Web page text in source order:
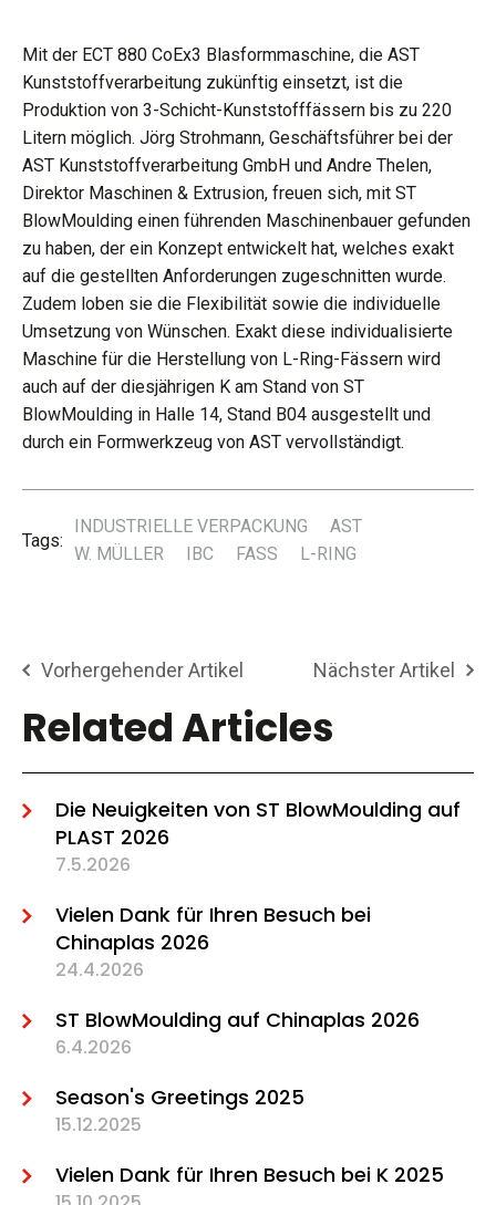
Mit der ECT 880 CoEx3 Blasformmaschine, die AST
Kunststoffverarbeitung zukünftig einsetzt, ist die
Produktion von 3-Schicht-Kunststofffässern bis zu 220
Litern möglich. Jörg Strohmann, Geschäftsführer bei der
AST Kunststoffverarbeitung GmbH und Andre Thelen,
Direktor Maschinen & Extrusion, freuen sich, mit ST
BlowMoulding einen führenden Maschinenbauer gefunden
zu haben, der ein Konzept entwickelt hat, welches exakt
auf die gestellten Anforderungen zugeschnitten wurde.
Zudem loben sie die Flexibilität sowie die individuelle
Umsetzung von Wünschen. Exakt diese individualisierte
Maschine für die Herstellung von L-Ring-Fässern wird
auch auf der diesjährigen K am Stand von ST
BlowMoulding in Halle 14, Stand B04 ausgestellt und
durch ein Formwerkzeug von AST vervollständigt.
Tags:
INDUSTRIELLE VERPACKUNG
AST
W. MÜLLER
IBC FASS L-RING
Vorhergehender Artikel Nächster Artikel
Related Articles
Die Neuigkeiten von ST BlowMoulding auf
PLAST 2026
7.5.2026
Vielen Dank für Ihren Besuch bei
Chinaplas 2026
24.4.2026
ST BlowMoulding auf Chinaplas 2026
6.4.2026
Season's Greetings 2025
15.12.2025
Vielen Dank für Ihren Besuch bei K 2025